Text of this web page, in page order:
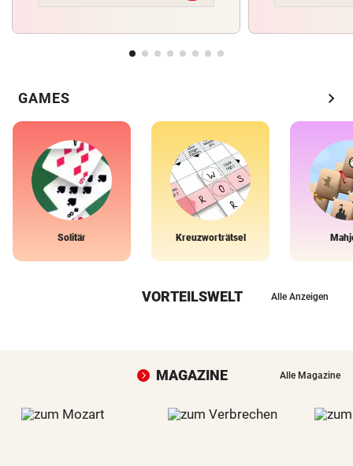
GAMES chevron_right
Solitär Kreuzworträtsel
VORTEILSWELT Alle Anzeigen
MAGAZINE Alle Magazine